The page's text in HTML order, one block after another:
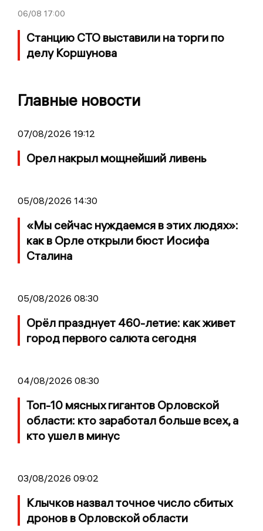
06/08 17:00
Станцию СТО выставили на торги по
делу Коршунова
Главные новости
07/08/2026 19:12
Орел накрыл мощнейший ливень
05/08/2026 14:30
«Мы сейчас нуждаемся в этих людях»:
как в Орле открыли бюст Иосифа
Сталина
05/08/2026 08:30
Орёл празднует 460-летие: как живет
город первого салюта сегодня
04/08/2026 08:30
Топ-10 мясных гигантов Орловской
области: кто заработал больше всех, а
кто ушел в минус
03/08/2026 09:02
Клычков назвал точное число сбитых
дронов в Орловской области